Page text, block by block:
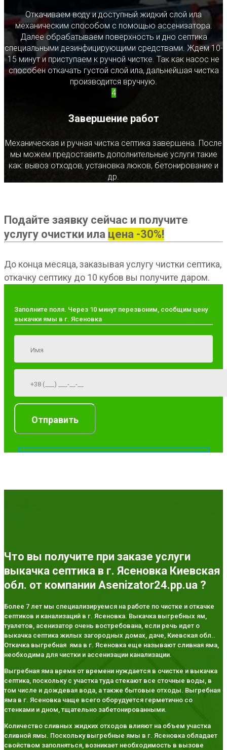
Откачиваем воду и доступный жидкий слой ила
механическим способом с помощью ассенизатора.
Далее обрабатываем поверхность и дно септика
специальными дезинфицирующими средствами. Ждем 10-
15 минут и приступаем к ручной чистке. Так как насос не
способен откачать густой слой ила, дальнейшая чистка
производится вручную.
4
Завершение работ
Механическая и ручная чистка септика завершена. После
мы можем предоставить дополнительные услуги такие
как: вывоз отходов, установка люков, бетонирование и
др.
Подайте заявку сейчас и получите
услугу очистки ила цена -30%!
До конца месяца, заказывая услугу чистки септика,
откачку септику до 10 кубов вы получите даром.
Заполните поля. Через 10 минут перезвоним, сообщим цену
выкачки ямы в г. Ясеновка
Что вы получите при заказе услуги
выкачка септика в г. Ясеновка Киевская
обл. от компании Asenizator24.pp.ua ?
Более 7 лет мы специализируемся на работе по чистке и откачке
септиков и канализаций в г. Ясеновка. Выкачка выгребных ям,
туалетов, асенизатор очень востребована, если речь идет о
выкачка септика жилых загородных домах, даче, Киевская обл..
Откачка выгребная яма в г. Ясеновка еще называют сливная яма,
необходима для чистки и ассенизации канализации.
Выгребная яма время от времени нуждается в очистке и выкачка
септика, поскольку с участка туда стекают все сточные воды, в
том числе и дождевая вода, а также бытовые отходы. Выгребная
яма в г. Ясеновка чаще всего оборудуется герметично со
стенками и дном, тщательно забетонированными.
Количество сливных жидких отходов влияют на объем участка
сливной ямы. Поскольку выгребные ямы в г. Ясеновка обладает
свойством заполняться, возникает необходимость в вызове